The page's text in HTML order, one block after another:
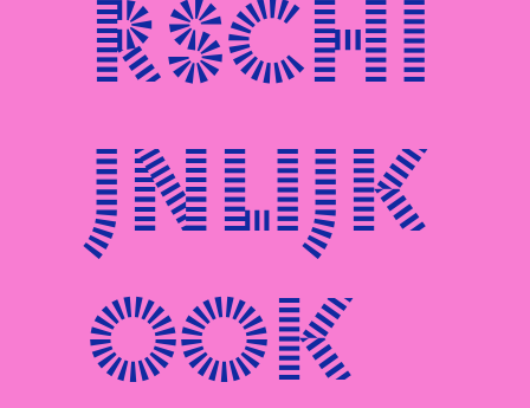
rschi
jnlijk
ook